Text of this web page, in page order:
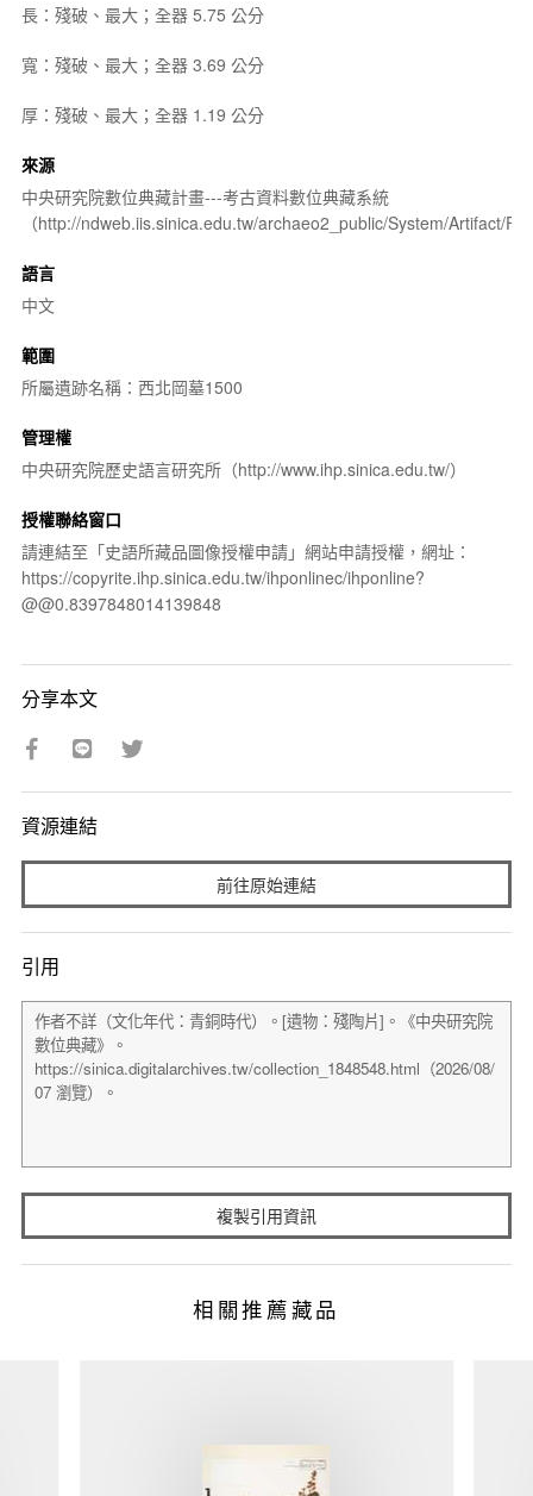
長：殘破、最大；全器 5.75 公分
寬：殘破、最大；全器 3.69 公分
厚：殘破、最大；全器 1.19 公分
來源
中央研究院數位典藏計畫---考古資料數位典藏系統
（http://ndweb.iis.sinica.edu.tw/archaeo2_public/System/Artifact/
語言
中文
範圍
所屬遺跡名稱：西北岡墓1500
管理權
中央研究院歷史語言研究所（http://www.ihp.sinica.edu.tw/）
授權聯絡窗口
請連結至「史語所藏品圖像授權申請」網站申請授權，網址：
https://copyrite.ihp.sinica.edu.tw/ihponlinec/ihponline?
@@0.8397848014139848
分享本文
資源連結
前往原始連結
引用
複製引用資訊
相關推薦藏品